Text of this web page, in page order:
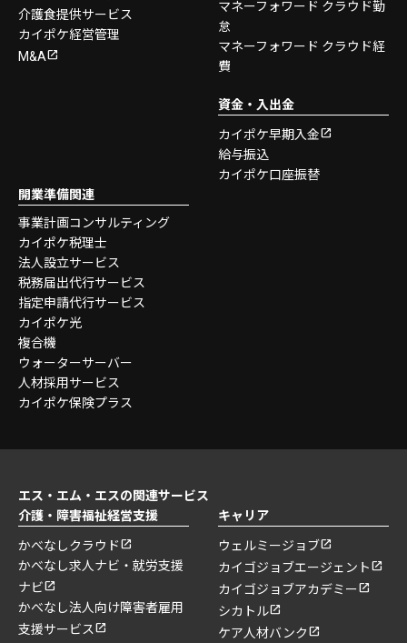
介護食提供サービス
カイポケ経営管理
M&A
マネーフォワード クラウド勤
怠
マネーフォワード クラウド経
費
資金・入出金
カイポケ早期入金
給与振込
カイポケ口座振替
開業準備関連
事業計画コンサルティング
カイポケ税理士
法人設立サービス
税務届出代行サービス
指定申請代行サービス
カイポケ光
複合機
ウォーターサーバー
人材採用サービス
カイポケ保険プラス
エス・エム・エスの関連サービス
介護・障害福祉経営支援
かべなしクラウド
かべなし求人ナビ・就労支援
ナビ
かべなし法人向け障害者雇用
支援サービス
キャリア
ウェルミージョブ
カイゴジョブエージェント
カイゴジョブアカデミー
シカトル
ケア人材バンク